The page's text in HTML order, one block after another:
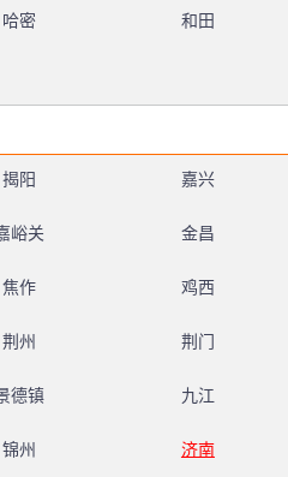
哈密 和田
揭阳 嘉兴
峪关 金昌
焦作 鸡西
荆州 荆门
德镇 九江
锦州 济南